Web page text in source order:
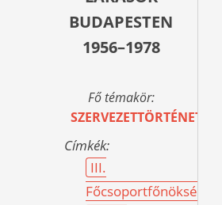
BUDAPESTEN
1956–1978
Fő témakör:
SZERVEZETTÖRTÉNET
Címkék:
III.
Főcsoportfőnökség